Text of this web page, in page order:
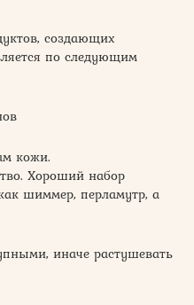
создающих
по следующим
кожи.
Хороший набор
шиммер, перламутр, а
иначе растушевать